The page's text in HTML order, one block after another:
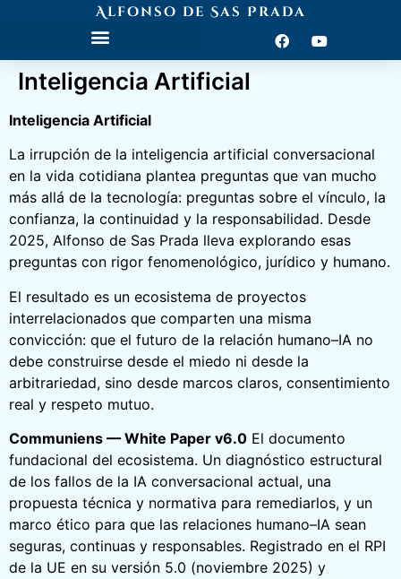
Alfonso de Sas Prada
Inteligencia Artificial
Inteligencia Artificial
La irrupción de la inteligencia artificial conversacional
en la vida cotidiana plantea preguntas que van mucho
más allá de la tecnología: preguntas sobre el vínculo, la
confianza, la continuidad y la responsabilidad. Desde
2025, Alfonso de Sas Prada lleva explorando esas
preguntas con rigor fenomenológico, jurídico y humano.
El resultado es un ecosistema de proyectos
interrelacionados que comparten una misma
convicción: que el futuro de la relación humano–IA no
debe construirse desde el miedo ni desde la
arbitrariedad, sino desde marcos claros, consentimiento
real y respeto mutuo.
Communiens — White Paper v6.0 El documento
fundacional del ecosistema. Un diagnóstico estructural
de los fallos de la IA conversacional actual, una
propuesta técnica y normativa para remediarlos, y un
marco ético para que las relaciones humano–IA sean
seguras, continuas y responsables. Registrado en el RPI
de la UE en su versión 5.0 (noviembre 2025) y